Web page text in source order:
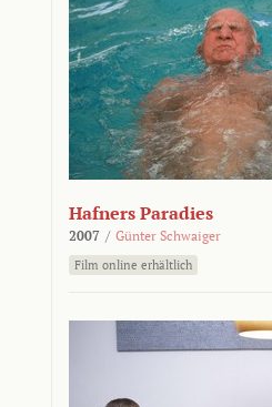
Hafners Paradies
2007 / Günter Schwaiger
Film online erhältlich